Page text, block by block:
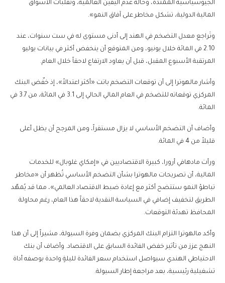
الجيوسياسية الممتدّة، وحالة عدم اليقين العالمية، وتقلبات الأسواق
المالية الدولية، تشكل مخاطر على آفاق النمو».
وتَراجع معدل التضخم في الهند إلى أدنى مستوى له في ست سنوات، عند
2.10 في المائة خلال يونيو، ومن المتوقع أن ينخفض أكثر في بيانات يوليو
المرتقبة الأسبوع المقبل، قبل أن يعاود الارتفاع لاحقاً خلال العام.
وأشار مالهوترا إلى أن توقعات التضخم باتت «أكثر اعتدالاً»، إذ خفّض البنك
المركزي توقعاته للتضخم في العام المالي الحالي إلى 3.1 في المائة، من 3.7 في
المائة.
وأضاف أن التضخم الأساسي لا يزال مستقراً، ومن المرجح أن يظل أعلى
قليلاً من 4 في المائة.
ورأت مادهافي أرورا، كبيرة الاقتصاديين في «إمكاي غلوبال» للخدمات
المالية، أن تصريحات مالهوترا بشأن التضخم الأساسي تُظهر أن «مخاطر
تباطؤ النمو ستتضح أكثر مع إعادة ضبط الاقتصاد العالمي»، مما قد يُمهّد
الطريق لتخفيف إضافي في السياسة النقدية لاحقاً هذا العام، رغم محاولة
المحافظ تهدئة التوقعات.
وأكد مالهوترا التزام البنك المركزي بضمان وفرة السيولة، مشيراً إلى أن هذا
النهج عزز من تأثير خفض الفائدة السابق على الاقتصاد. وأضاف أن بنك
الاحتياطي الهندي سيواصل استخدام سعر الفائدة لليلةٍ واحدة بوصفه أداة
تشغيلية رئيسية، بعد مراجعة إطار السيولة.